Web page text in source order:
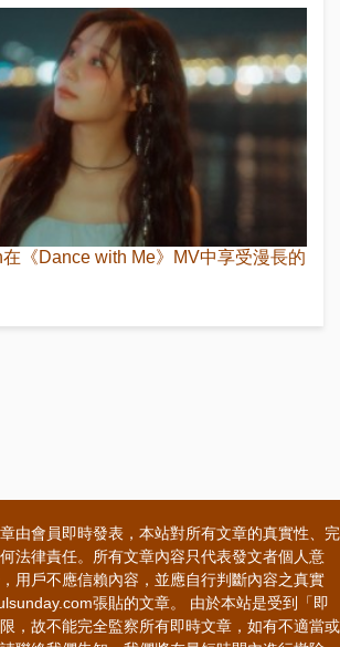
《Dance with Me》MV中享受漫長的
由會員即時發表，本站對所有文章的真實性、完
法律責任。所有文章內容只代表發文者個人意
用戶不應信賴內容，並應自行判斷內容之真實
張貼的文章。 由於本站是受到「即
，故不能完全監察所有即時文章，如有不適當或